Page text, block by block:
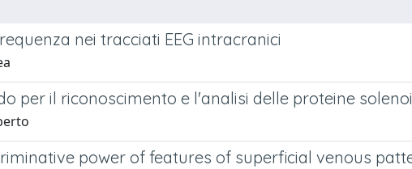
nei tracciati EEG intracranici
per il riconoscimento e l'analisi delle proteine
power of features of superficial venous